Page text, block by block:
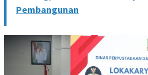
Pembangunan